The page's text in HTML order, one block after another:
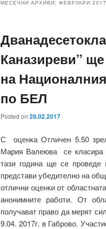
МЕСЕЧНИ АРХИВИ: ФЕВРУАРИ 2017
Каназиреви”
на
по БЕЛ
Posted on 28.02.2017
С оценка Отличен 5.50
Мария Валеюва се класира
тази година ще се
представи убедително на
отлични оценки от
анонимните работи. От
получават право да мерят
9.04. 2017г. в Габрово.